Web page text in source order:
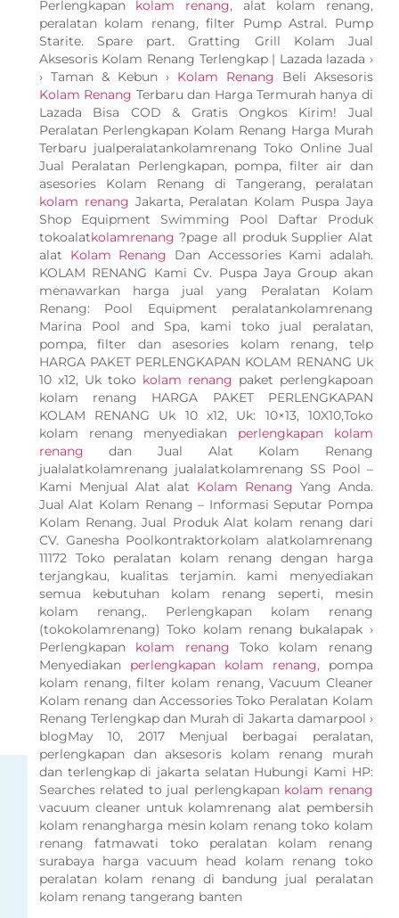
Perlengkapan kolam renang, alat kolam renang,
peralatan kolam renang, filter Pump Astral. Pump
Starite. Spare part. Gratting Grill Kolam Jual
Aksesoris Kolam Renang Terlengkap | Lazada lazada ›
› Taman & Kebun ›Kolam Renang Beli Aksesoris
Kolam Renang Terbaru dan Harga Termurah hanya di
Lazada Bisa COD & Gratis Ongkos Kirim! Jual
Peralatan Perlengkapan Kolam Renang Harga Murah
Terbaru jualperalatankolamrenang Toko Online Jual
Jual Peralatan Perlengkapan, pompa, filter air dan
asesories Kolam Renang di Tangerang, peralatan
kolam renang Jakarta, Peralatan Kolam Puspa Jaya
Shop Equipment Swimming Pool Daftar Produk
tokoalatkolamrenang ?page all produk Supplier Alat
alat Kolam Renang Dan Accessories Kami adalah.
KOLAM RENANG Kami Cv. Puspa Jaya Group akan
menawarkan harga jual yang Peralatan Kolam
Renang: Pool Equipment peralatankolamrenang
Marina Pool and Spa, kami toko jual peralatan,
pompa, filter dan asesories kolam renang, telp
HARGA PAKET PERLENGKAPAN KOLAM RENANG Uk
10 x12, Uk toko kolam renang paket perlengkapoan
kolam renang HARGA PAKET PERLENGKAPAN
KOLAM RENANG Uk 10 x12, Uk: 10×13, 10X10,Toko
kolam renang menyediakan perlengkapan kolam
renang dan Jual Alat Kolam Renang
jualalatkolamrenang jualalatkolamrenang SS Pool –
Kami Menjual Alat alat Kolam Renang Yang Anda.
Jual Alat Kolam Renang – Informasi Seputar Pompa
Kolam Renang. Jual Produk Alat kolam renang dari
CV. Ganesha Poolkontraktorkolam alatkolamrenang
11172 Toko peralatan kolam renang dengan harga
terjangkau, kualitas terjamin. kami menyediakan
semua kebutuhan kolam renang seperti, mesin
kolam renang,. Perlengkapan kolam renang
(tokokolamrenang) Toko kolam renang bukalapak ›
Perlengkapan kolam renang Toko kolam renang
Menyediakan perlengkapan kolam renang, pompa
kolam renang, filter kolam renang, Vacuum Cleaner
Kolam renang dan Accessories Toko Peralatan Kolam
Renang Terlengkap dan Murah di Jakarta damarpool ›
blogMay 10, 2017 Menjual berbagai peralatan,
perlengkapan dan aksesoris kolam renang murah
dan terlengkap di jakarta selatan Hubungi Kami HP:
Searches related to jual perlengkapan kolam renang
vacuum cleaner untuk kolamrenang alat pembersih
kolam renangharga mesin kolam renang toko kolam
renang fatmawati toko peralatan kolam renang
surabaya harga vacuum head kolam renang toko
peralatan kolam renang di bandung jual peralatan
kolam renang tangerang banten